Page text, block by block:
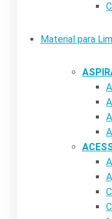
Material para